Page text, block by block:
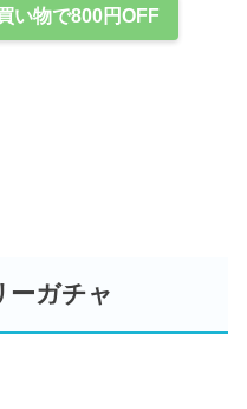
い物で800円OFF
ガチャ